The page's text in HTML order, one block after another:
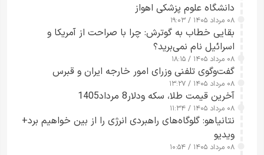
دانشگاه علوم پزشکی اهواز
۰۸ مرداد ۱۴۰۵ / ۱۹:۰۳
بقایی خطاب به گوترش: چرا با صراحت از آمریکا و
اسرائیل نام نمی‌برید؟
۰۸ مرداد ۱۴۰۵ / ۱۸:۱۵
گفت‌وگوی تلفنی وزرای امور خارجه ایران و قبرس
۰۸ مرداد ۱۴۰۵ / ۱۳:۲۷
آخرین قیمت طلا، سکه ودلار8 مرداد1405
۰۸ مرداد ۱۴۰۵ / ۱۱:۳۴
نتانیاهو: گلوگاه‌های راهبردی انرژی را از بین خواهیم برد+
ویدیو
۰۸ مرداد ۱۴۰۵ / ۱۰:۵۴